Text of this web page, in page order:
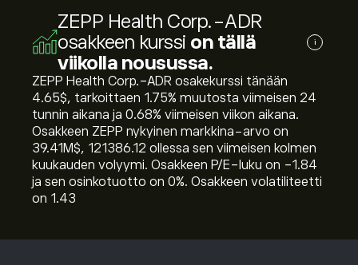
ZEPP Health Corp.-ADR
osakkeen kurssi on tällä
viikolla nousussa.
i
ZEPP Health Corp.-ADR osakekurssi tänään
4.65‎$‎, tarkoittaen ‎1.75‎% muutosta viimeisen 24
tunnin aikana ja ‎0.68‎% viimeisen viikon aikana.
Osakkeen ZEPP nykyinen markkina-arvo on
39.41M‎$‎, 121386.12 ollessa sen viimeisen kolmen
kuukauden volyymi. Osakkeen P/E-luku on -1.84
ja sen osinkotuotto on 0%. Osakkeen volatiliteetti
on 1.43